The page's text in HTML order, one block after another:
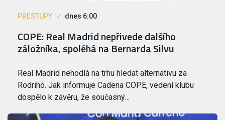
PŘESTUPY dnes 6:00
COPE: Real Madrid nepřivede dalšího
záložníka, spoléhá na Bernarda Silvu
Real Madrid nehodlá na trhu hledat alternativu za
Rodriho. Jak informuje Cadena COPE, vedení klubu
dospělo k závěru, že současný…